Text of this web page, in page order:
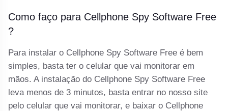
Como faço para Cellphone Spy Software Free
?
Para instalar o Cellphone Spy Software Free é bem
simples, basta ter o celular que vai monitorar em
mãos. A instalação do Cellphone Spy Software Free
leva menos de 3 minutos, basta entrar no nosso site
pelo celular que vai monitorar, e baixar o Cellphone